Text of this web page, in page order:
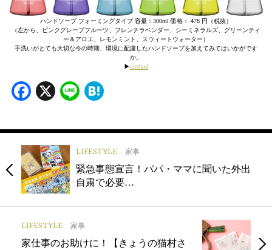
ハンドソープ フォーミングタイプ 容量：300ml 価格： 478 円（税抜）
（左から、ピンクグレープフルーツ、フレンチラベンダー、シーミネラルズ、グリーンティ
ー＆アロエ、レモンミント、スウィートウォーター）
手洗いがとても大切な今の時期、環境に配慮したハンドソープを加えてみてはいかがです
か。
▶︎method
Facebook
X Line
LIFESTYLE 家事
緊急事態宣言！パパ・ママに聞いた外出
自粛で必要…
LIFESTYLE 家事
家仕事のお助けに！【きょうの猫村さ